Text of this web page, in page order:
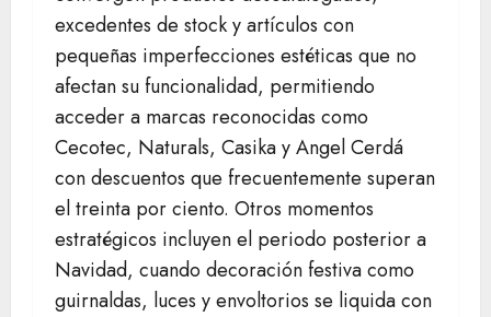
excedentes de stock y artículos con
pequeñas imperfecciones estéticas que no
afectan su funcionalidad, permitiendo
acceder a marcas reconocidas como
Cecotec, Naturals, Casika y Angel Cerdá
con descuentos que frecuentemente superan
el treinta por ciento. Otros momentos
estratégicos incluyen el periodo posterior a
Navidad, cuando decoración festiva como
guirnaldas, luces y envoltorios se liquida con